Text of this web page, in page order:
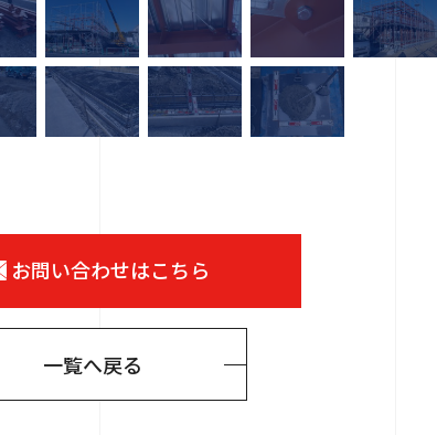
お問い合わせはこちら
一覧へ戻る